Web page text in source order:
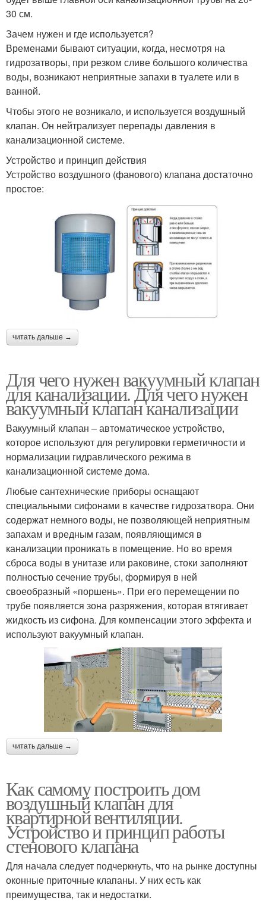
30 см.
Зачем нужен и где используется?
Временами бывают ситуации, когда, несмотря на
гидрозатворы, при резком сливе большого количества
воды, возникают неприятные запахи в туалете или в
ванной.
Чтобы этого не возникало, и используется воздушный
клапан. Он нейтрализует перепады давления в
канализационной системе.
Устройство и принцип действия
Устройство воздушного (фанового) клапана достаточно
простое:
читать дальше →
Для чего нужен вакуумный клапан
для канализации. Для чего нужен
вакуумный клапан канализации
Вакуумный клапан – автоматическое устройство,
которое используют для регулировки герметичности и
нормализации гидравлического режима в
канализационной системе дома.
Любые сантехнические приборы оснащают
специальными сифонами в качестве гидрозатвора. Они
содержат немного воды, не позволяющей неприятным
запахам и вредным газам, появляющимся в
канализации проникать в помещение. Но во время
сброса воды в унитазе или раковине, стоки заполняют
полностью сечение трубы, формируя в ней
своеобразный «поршень». При его перемещении по
трубе появляется зона разряжения, которая втягивает
жидкость из сифона. Для компенсации этого эффекта и
используют вакуумный клапан.
читать дальше →
Как самому построить дом
воздушный клапан для
квартирной вентиляции.
Устройство и принцип работы
стенового клапана
Для начала следует подчеркнуть, что на рынке доступны
оконные приточные клапаны. У них есть как
преимущества, так и недостатки.